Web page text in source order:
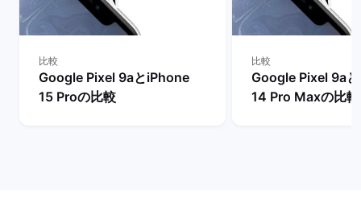
比較
Google Pixel 9aとiPhone
15 Proの比較
比較
Google Pixel 9a
14 Pro Maxの比較